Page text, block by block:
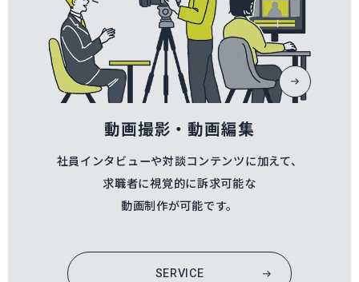
動画撮影・動画編集
社員インタビューや対談コンテンツに加えて、
求職者に視覚的に訴求可能な
動画制作が可能です。
SERVICE